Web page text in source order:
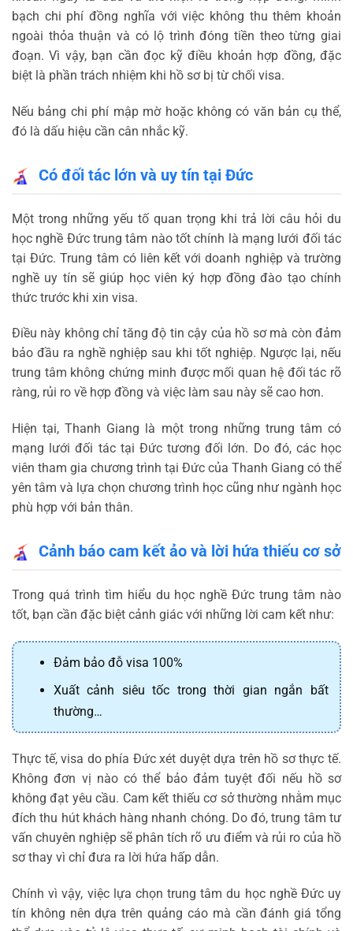
bạch chi phí đồng nghĩa với việc không thu thêm khoản
ngoài thỏa thuận và có lộ trình đóng tiền theo từng giai
đoạn. Vì vậy, bạn cần đọc kỹ điều khoản hợp đồng, đặc
biệt là phần trách nhiệm khi hồ sơ bị từ chối visa.
Nếu bảng chi phí mập mờ hoặc không có văn bản cụ thể,
đó là dấu hiệu cần cân nhắc kỹ.
Có đối tác lớn và uy tín tại Đức
Một trong những yếu tố quan trọng khi trả lời câu hỏi du
học nghề Đức trung tâm nào tốt chính là mạng lưới đối tác
tại Đức. Trung tâm có liên kết với doanh nghiệp và trường
nghề uy tín sẽ giúp học viên ký hợp đồng đào tạo chính
thức trước khi xin visa.
Điều này không chỉ tăng độ tin cậy của hồ sơ mà còn đảm
bảo đầu ra nghề nghiệp sau khi tốt nghiệp. Ngược lại, nếu
trung tâm không chứng minh được mối quan hệ đối tác rõ
ràng, rủi ro về hợp đồng và việc làm sau này sẽ cao hơn.
Hiện tại, Thanh Giang là một trong những trung tâm có
mạng lưới đối tác tại Đức tương đối lớn. Do đó, các học
viên tham gia chương trình tại Đức của Thanh Giang có thể
yên tâm và lựa chọn chương trình học cũng như ngành học
phù hợp với bản thân.
Cảnh báo cam kết ảo và lời hứa thiếu cơ sở
Trong quá trình tìm hiểu du học nghề Đức trung tâm nào
tốt, bạn cần đặc biệt cảnh giác với những lời cam kết như:
Đảm bảo đỗ visa 100%
Xuất cảnh siêu tốc trong thời gian ngắn bất
thường…
Thực tế, visa do phía Đức xét duyệt dựa trên hồ sơ thực tế.
Không đơn vị nào có thể bảo đảm tuyệt đối nếu hồ sơ
không đạt yêu cầu. Cam kết thiếu cơ sở thường nhằm mục
đích thu hút khách hàng nhanh chóng. Do đó, trung tâm tư
vấn chuyên nghiệp sẽ phân tích rõ ưu điểm và rủi ro của hồ
sơ thay vì chỉ đưa ra lời hứa hấp dẫn.
Chính vì vậy, việc lựa chọn trung tâm du học nghề Đức uy
tín không nên dựa trên quảng cáo mà cần đánh giá tổng